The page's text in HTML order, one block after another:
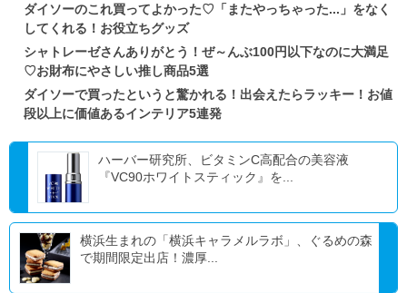
ダイソーのこれ買ってよかった♡「またやっちゃった...」をなく
してくれる！お役立ちグッズ
シャトレーゼさんありがとう！ぜ～んぶ100円以下なのに大満足
♡お財布にやさしい推し商品5選
ダイソーで買ったというと驚かれる！出会えたらラッキー！お値
段以上に価値あるインテリア5連発
ハーバー研究所、ビタミンC高配合の美容液
『VC90ホワイトスティック』を...
横浜生まれの「横浜キャラメルラボ」、ぐるめの森
で期間限定出店！濃厚...